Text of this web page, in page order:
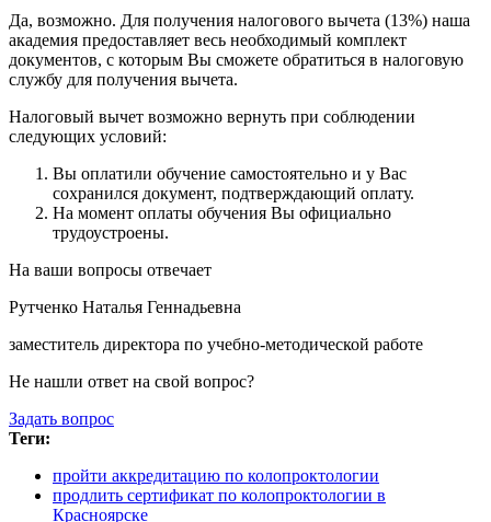
Да, возможно. Для получения налогового вычета (13%) наша
академия предоставляет весь необходимый комплект
документов, с которым Вы сможете обратиться в налоговую
службу для получения вычета.
Налоговый вычет возможно вернуть при соблюдении
следующих условий:
Вы оплатили обучение самостоятельно и у Вас
сохранился документ, подтверждающий оплату.
На момент оплаты обучения Вы официально
трудоустроены.
На ваши вопросы отвечает
Рутченко Наталья Геннадьевна
заместитель директора по учебно-методической работе
Не нашли ответ на свой вопрос?
Задать вопрос
Теги:
пройти аккредитацию по колопроктологии
продлить сертификат по колопроктологии в
Красноярске